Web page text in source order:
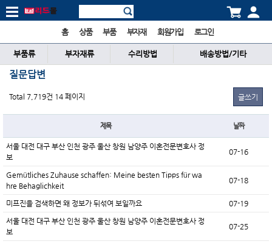
홈 상품 부품 부자재 회원가입 로그인
부품류 부자재류 수리방법 배송방법/기타
질문답변
Total 7,719건 14 페이지 글쓰기
제목 날짜
서울 대전 대구 부산 인천 광주 울산 창원 남양주 이혼전문변호사 정
보
07-16
Gemütliches Zuhause schaffen: Meine besten Tipps für wa
hre Behaglichkeit
07-18
미프진을 검색하면 왜 정보가 뒤섞여 보일까요 07-19
서울 대전 대구 부산 인천 광주 울산 창원 남양주 이혼전문변호사 정
보
07-25